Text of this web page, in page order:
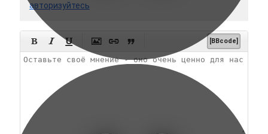
авторизуйтесь
      [BBcode]